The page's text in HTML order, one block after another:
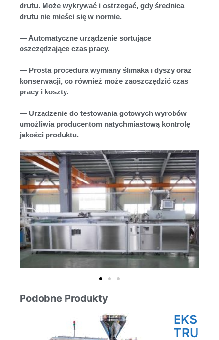
drutu. Może wykrywać i ostrzegać, gdy średnica
drutu nie mieści się w normie.
— Automatyczne urządzenie sortujące
oszczędzające czas pracy.
— Prosta procedura wymiany ślimaka i dyszy oraz
konserwacji, co również może zaoszczędzić czas
pracy i koszty.
— Urządzenie do testowania gotowych wyrobów
umożliwia producentom natychmiastową kontrolę
jakości produktu.
Podobne Produkty
EKS
TRU